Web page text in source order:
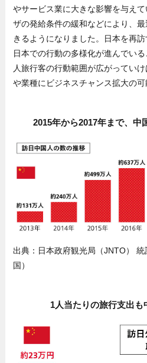
やサービス業に大きな影響を与え
ザの発給条件の緩和などにより、
きるようになりました。日本を再訪
日本での行動の多様化が進んでい
人旅行客の行動範囲が広がってい
や業種にビジネスチャンス拡大の可
2015年から2017年まで、中
出典：日本政府観光局（JNTO）
国）
1人当たりの旅行支出も